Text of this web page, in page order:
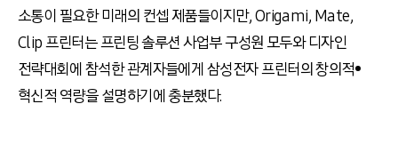
소통이 필요한 미래의 컨셉 제품들이지만, Origami, Mate,
Clip 프린터는 프린팅 솔루션 사업부 구성원 모두와 디자인
전략대회에 참석한 관계자들에게 삼성전자 프린터의 창의적•
혁신적 역량을 설명하기에 충분했다.